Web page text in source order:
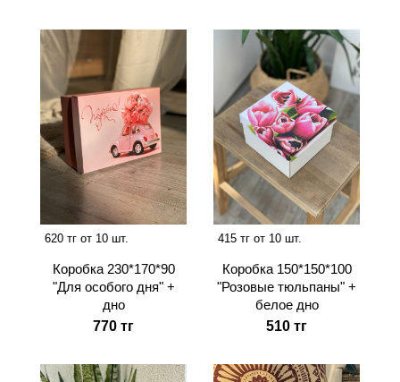
620 тг от 10 шт.
Коробка 230*170*90
"Для особого дня" +
дно
770 тг
415 тг от 10 шт.
Коробка 150*150*100
"Розовые тюльпаны" +
белое дно
510 тг